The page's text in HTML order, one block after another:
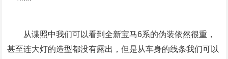
从谍照中我们可以看到全新宝马6系的伪装依然很重，
甚至连大灯的造型都没有露出，但是从车身的线条我们可以